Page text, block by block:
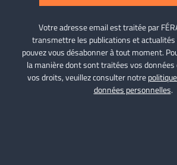
Votre adresse email est traitée par
transmettre les publications et actualités
pouvez vous désabonner à tout moment.
la manière dont sont traitées vos données
vos droits, veuillez consulter notre
données personnelles.